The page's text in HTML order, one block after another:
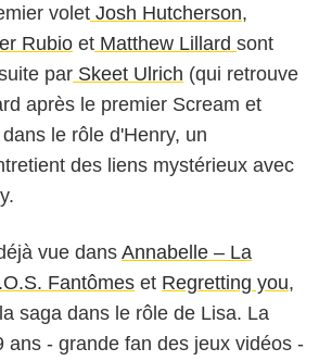
volet Josh Hutcherson,
Rubio et Matthew Lillard sont
par Skeet Ulrich (qui retrouve
après le premier Scream et
dans le rôle d'Henry, un
des liens mystérieux avec
vue dans Annabelle – La
Fantômes et Regretting you,
saga dans le rôle de Lisa. La
ans - grande fan des jeux vidéos -